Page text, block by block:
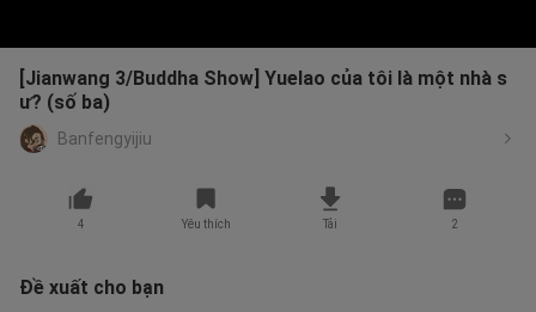
[Jianwang 3/Buddha Show] Yuelao của tôi là một nhà s
ư? (số ba)
Banfengyijiu
4 Yêu thích Tải 2
Đề xuất cho bạn